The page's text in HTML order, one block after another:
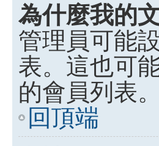
為什麼我的
管理員可能
表。這也可
的會員列表
回頂端